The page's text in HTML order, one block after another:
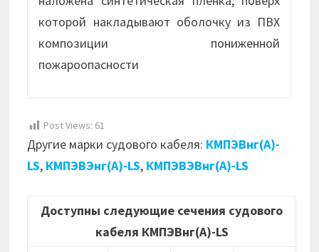
которой накладывают оболочку из ПВХ
композиции пониженной
пожароопасности
Post Views: 61
Другие марки судового кабеля: КМПЭВнг(А)-
LS, КМПЭВЭнг(А)-LS, КМПЭВЭВнг(А)-LS
Доступны следующие сечения судового
кабеля КМПЭВнг(А)-LS